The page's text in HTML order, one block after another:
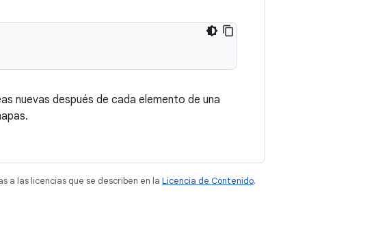
nuevas después de cada elemento de una
a las licencias que se describen en la Licencia de Contenido.